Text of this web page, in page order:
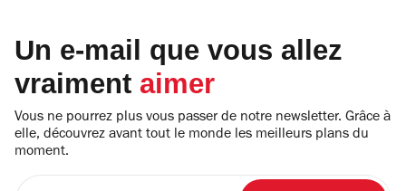
Un e-mail que vous allez
vraiment aimer
Vous ne pourrez plus vous passer de notre newsletter. Grâce à
elle, découvrez avant tout le monde les meilleurs plans du
moment.